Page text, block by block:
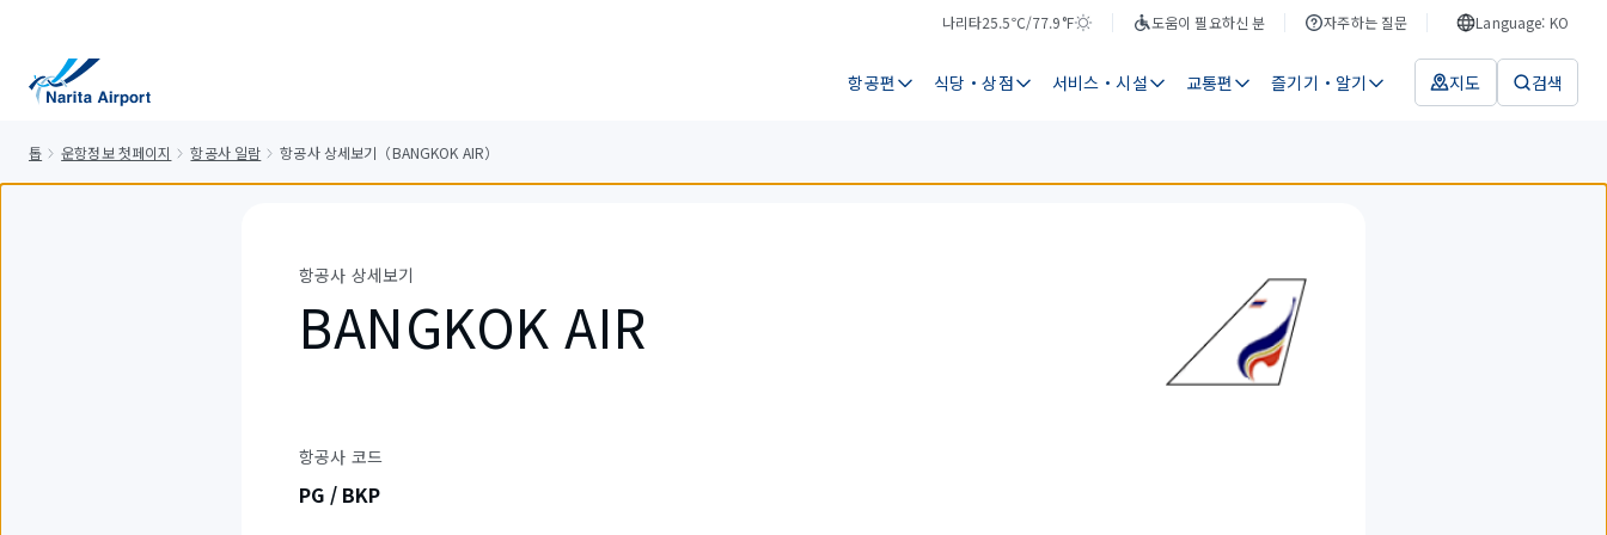
나리타
기
25.5℃/77.9°F
날
도움이 필요하신 분 자주하는 질문 Language: KO
항공편 식당・상점 서비스・시설 교통편 즐기기・알기 지도 검색
톱 운항정보 첫페이지 항공사 일람 항공사 상세보기（BANGKOK AIR）
항공사 상세보기
BANGKOK AIR
항공사 코드
PG / BKP